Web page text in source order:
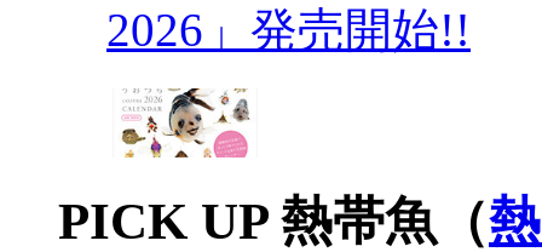
2026」発売開始!!
PICK UP 熱帯魚（